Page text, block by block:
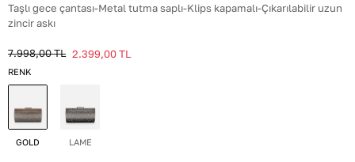
Taşlı gece çantası-Metal tutma saplı-Klips kapamalı-Çıkarılabilir uzun
zincir askı
7.998,00TL 2.399,00TL
RENK
GOLD LAME